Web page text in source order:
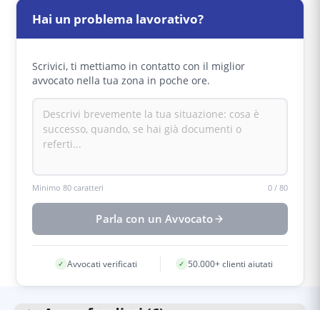
ricezione del certificato medico. Se la prognosi
supera i 3 giorni, deve inoltrare la denuncia
ordinaria per attivare le prestazioni economiche.
giorni, deve comunicare l'accaduto anche alle
autorità locali.
Hai un problema lavorativo?
Scrivici, ti mettiamo in contatto con il miglior
avvocato nella tua zona in poche ore.
Minimo 80 caratteri 0/ 80
Parla con un Avvocato
✓ Avvocati verificati ✓ 50.000+ clienti aiutati